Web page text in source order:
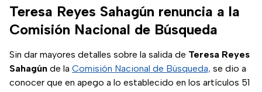
Teresa Reyes Sahagún renuncia a la
Comisión Nacional de Búsqueda
Sin dar mayores detalles sobre la salida de Teresa Reyes
Sahagún de la Comisión Nacional de Búsqueda, se dio a
conocer que en apego a lo establecido en los artículos 51